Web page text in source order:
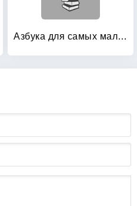
Азбука для самых маленьких